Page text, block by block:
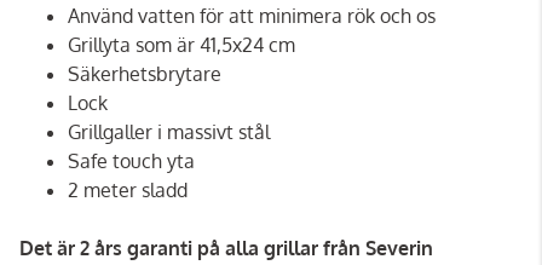
Använd vatten för att minimera rök och os
Grillyta som är 41,5x24 cm
Säkerhetsbrytare
Lock
Grillgaller i massivt stål
Safe touch yta
2 meter sladd
Det är 2 års garanti på alla grillar från Severin